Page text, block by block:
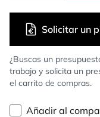
¿Buscas un
trabajo y solicita un
el carrito de compras.
Solicitar un
Añadir al